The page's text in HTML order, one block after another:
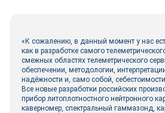
«К сожалению, в данный момент у нас
как в разработке самого
смежных областях телеметрического
обеспечении, методологии,
надёжности и, само собой,
Все новые разработки российских
прибор литоплотностного нейтронного
каверномер, спектральный гаммазонд,